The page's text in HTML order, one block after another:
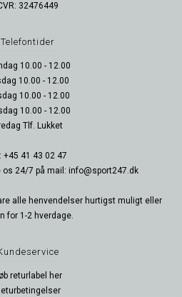
32476449
Telefontider
10.00 - 12.00
10.00 - 12.00
10.00 - 12.00
10.00 - 12.00
Tlf. Lukket
+45 41 43 02 47
os 24/7 på mail: info@sport247.dk
alle henvendelser hurtigst muligt eller
for 1-2 hverdage.
returlabel her